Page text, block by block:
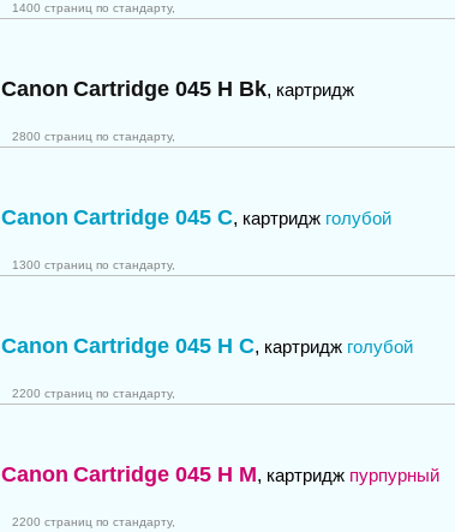
1400 страниц по стандарту,
Canon Cartridge 045 H Bk, картридж
2800 страниц по стандарту,
Canon Cartridge 045 C, картридж голубой
1300 страниц по стандарту,
Canon Cartridge 045 H C, картридж голубой
2200 страниц по стандарту,
Canon Cartridge 045 H M, картридж пурпурный
2200 страниц по стандарту,